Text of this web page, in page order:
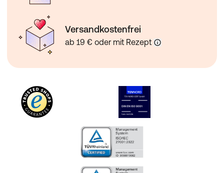
Versandkostenfrei
ab 19 € oder mit Rezept